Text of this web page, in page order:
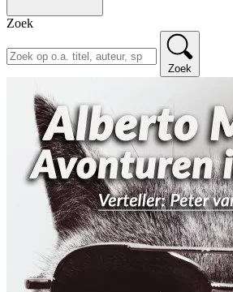
Zoek
Zoek